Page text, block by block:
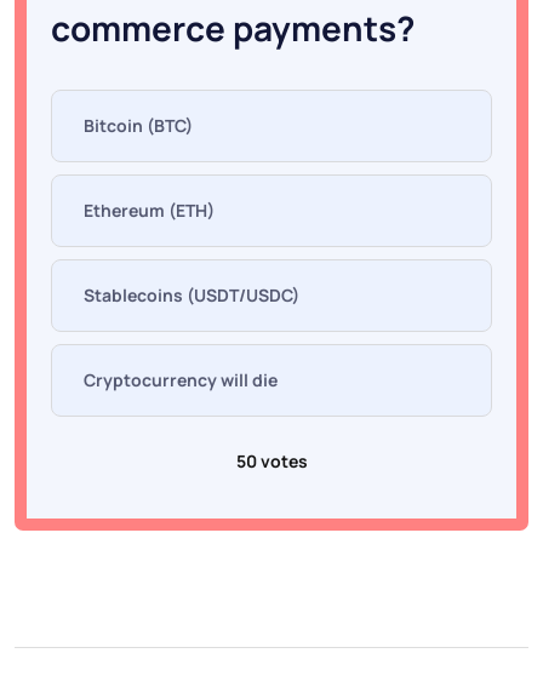
commerce payments?
Bitcoin (BTC)
Ethereum (ETH)
Stablecoins (USDT/USDC)
Cryptocurrency will die
50 votes